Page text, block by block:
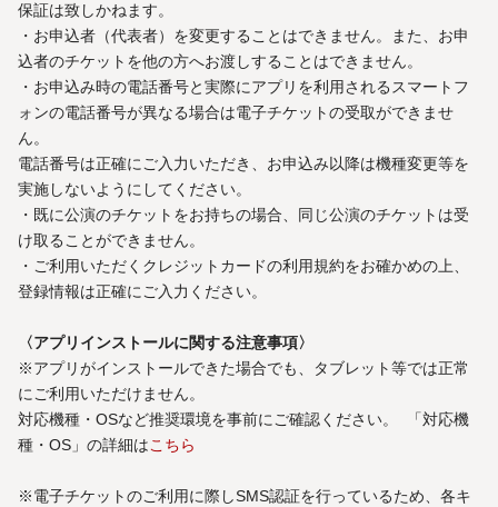
保証は致しかねます。
・お申込者（代表者）を変更することはできません。また、お申
込者のチケットを他の方へお渡しすることはできません。
・お申込み時の電話番号と実際にアプリを利用されるスマートフ
ォンの電話番号が異なる場合は電子チケットの受取ができませ
ん。
電話番号は正確にご入力いただき、お申込み以降は機種変更等を
実施しないようにしてください。
・既に公演のチケットをお持ちの場合、同じ公演のチケットは受
け取ることができません。
・ご利用いただくクレジットカードの利用規約をお確かめの上、
登録情報は正確にご入力ください。
〈アプリインストールに関する注意事項〉
※アプリがインストールできた場合でも、タブレット等では正常
にご利用いただけません。
対応機種・OSなど推奨環境を事前にご確認ください。 「対応機
種・OS」の詳細はこちら
※電子チケットのご利用に際しSMS認証を行っているため、各キ